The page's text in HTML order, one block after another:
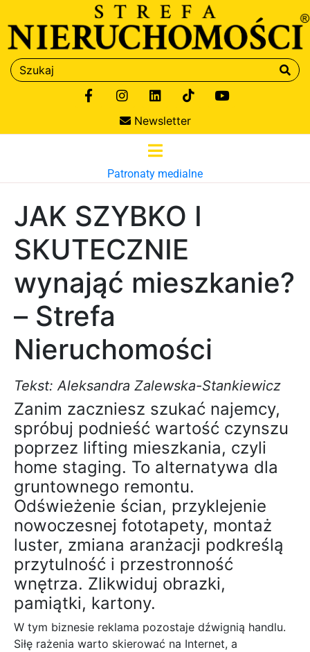
Newsletter
Patronaty medialne
JAK SZYBKO I
SKUTECZNIE
wynająć mieszkanie?
– Strefa
Nieruchomości
Tekst: Aleksandra Zalewska-Stankiewicz
Zanim zaczniesz szukać najemcy,
spróbuj podnieść wartość czynszu
poprzez lifting mieszkania, czyli
home staging. To alternatywa dla
gruntownego remontu.
Odświeżenie ścian, przyklejenie
nowoczesnej fototapety, montaż
luster, zmiana aranżacji podkreślą
przytulność i przestronność
wnętrza. Zlikwiduj obrazki,
pamiątki, kartony.
W tym biznesie reklama pozostaje dźwignią handlu.
Siłę rażenia warto skierować na Internet, a